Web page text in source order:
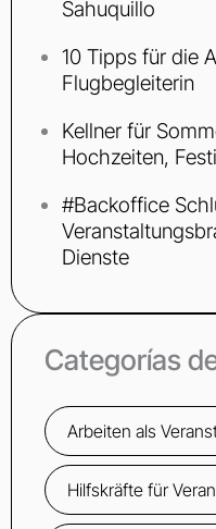
Sahuquillo
10 Tipps für die
Flugbegleiterin
Kellner für
Hochzeiten,
#Backoffice
Dienste
Categorías
Arbeiten als
Hilfskräfte für